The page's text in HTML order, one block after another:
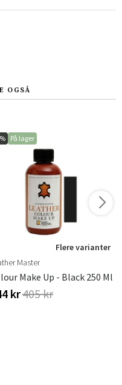
OGSÅ
På lager
Flere varianter
Master
Make Up - Black 250 Ml
kr405 kr